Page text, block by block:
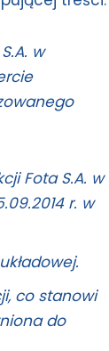
w
Fota S.A. w
r. w
co stanowi
do